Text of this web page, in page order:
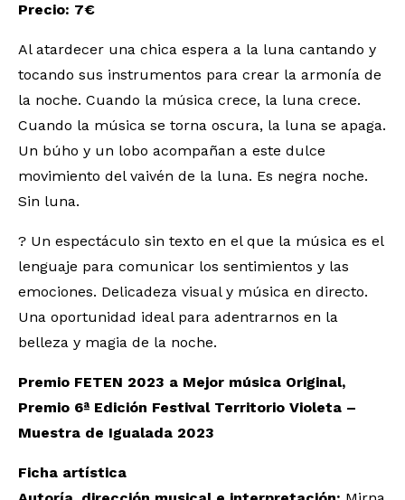
Precio: 7€
Al atardecer una chica espera a la luna cantando y
tocando sus instrumentos para crear la armonía de
la noche. Cuando la música crece, la luna crece.
Cuando la música se torna oscura, la luna se apaga.
Un búho y un lobo acompañan a este dulce
movimiento del vaivén de la luna. Es negra noche.
Sin luna.
? Un espectáculo sin texto en el que la música es el
lenguaje para comunicar los sentimientos y las
emociones. Delicadeza visual y música en directo.
Una oportunidad ideal para adentrarnos en la
belleza y magia de la noche.
Premio FETEN 2023 a Mejor música Original,
Premio 6ª Edición Festival Territorio Violeta –
Muestra de Igualada 2023
Ficha artística